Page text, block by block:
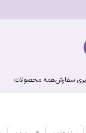
سفارشهمه محصولات